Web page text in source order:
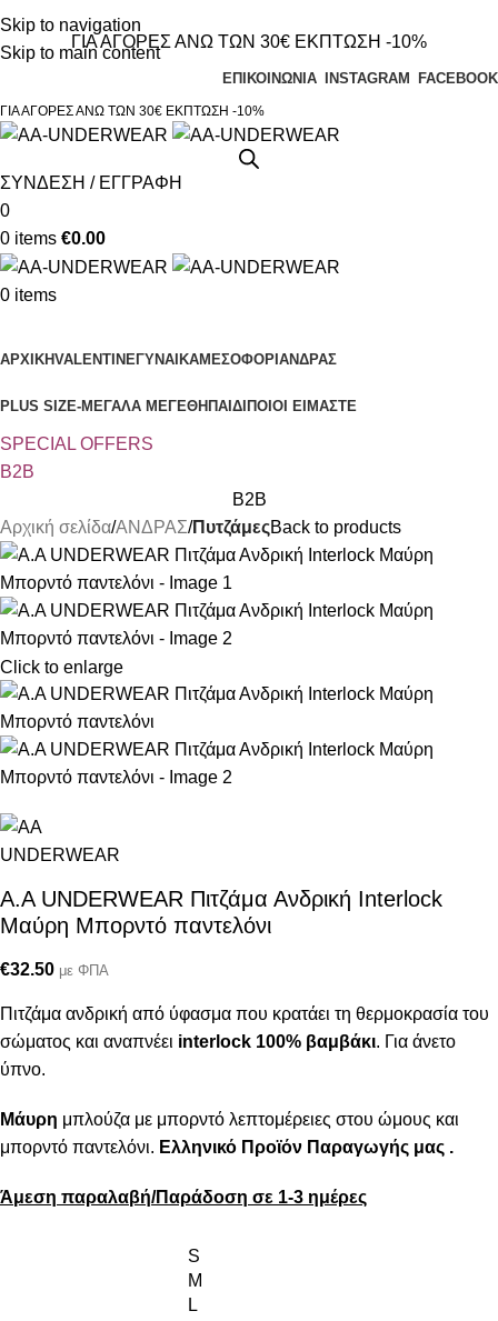
Skip to navigation
Skip to main content
Τηλεφωνικές παραγγελίες 23210 97300
ΓΙΑ ΑΓΟΡΕΣ ΑΝΩ ΤΩΝ 30€ ΕΚΠΤΩΣΗ -10%
ΕΠΙΚΟΙΝΩΝΙΑ INSTAGRAM FACEBOOK
ΓΙΑ ΑΓΟΡΕΣ ΑΝΩ ΤΩΝ 30€ ΕΚΠΤΩΣΗ -10%
ΣΥΝΔΕΣΗ / ΕΓΓΡΑΦΗ
0
0 items €0.00
0 items
ΑΡΧΙΚΗVALENTINEΓΥΝΑΙΚΑΜΕΣΟΦΟΡΙ ΑΝΔΡΑΣ
PLUS SIZE-ΜΕΓΑΛΑ ΜΕΓΕΘΗ ΠΑΙΔΙ ΠΟΙΟΙ ΕΙΜΑΣΤΕ
SPECIAL OFFERS
B2B
B2B
Αρχική σελίδα ΑΝΔΡΑΣ ΠυτζάμεςBack to products
Click to enlarge
Α.A UNDERWEAR Πιτζάμα Ανδρική Interlock
Μαύρη Μπορντό παντελόνι
€32.50 με ΦΠΑ
Πιτζάμα ανδρική από ύφασμα που κρατάει τη θερμοκρασία του
σώματος και αναπνέει interlock 100% βαμβάκι. Για άνετο
ύπνο.
Μάυρη μπλούζα με μπορντό λεπτομέρειες στου ώμους και
μπορντό παντελόνι. Ελληνικό Προϊόν Παραγωγής μας .
Άμεση παραλαβή/Παράδοση σε 1-3 ημέρες
S
M
L